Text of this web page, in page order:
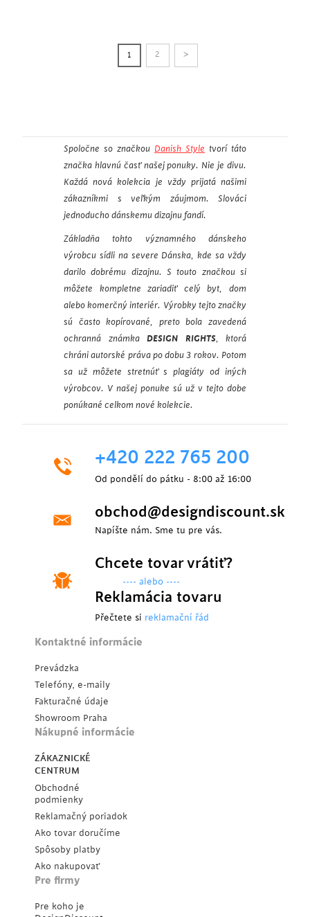
1 2 >
Spoločne so značkou Danish Style tvorí táto
značka hlavnú časť našej ponuky. Nie je divu.
Každá nová kolekcia je vždy prijatá našimi
zákazníkmi s veľkým záujmom. Slováci
jednoducho dánskemu dizajnu fandí.
Základňa tohto významného dánskeho
výrobcu sídli na severe Dánska, kde sa vždy
darilo dobrému dizajnu. S touto značkou si
môžete kompletne zariadiť celý byt, dom
alebo komerčný interiér. Výrobky tejto značky
sú často kopírované, preto bola zavedená
ochranná známka DESIGN RIGHTS, ktorá
chráni autorské práva po dobu 3 rokov. Potom
sa už môžete stretnúť s plagiáty od iných
výrobcov. V našej ponuke sú už v tejto dobe
ponúkané celkom nové kolekcie.
+420 222 765 200
Od pondělí do pátku - 8:00 až 16:00
obchod@designdiscount.sk
Napíšte nám. Sme tu pre vás.
Chcete tovar vrátiť?
---- alebo ----
Reklamácia tovaru
Přečtete si reklamační řád
Kontaktné informácie
Prevádzka
Telefóny, e-maily
Fakturačné údaje
Showroom Praha
Nákupné informácie
ZÁKAZNICKÉ
CENTRUM
Obchodné
podmienky
Reklamačný poriadok
Ako tovar doručíme
Spôsoby platby
Ako nakupovať
Pre firmy
Pre koho je